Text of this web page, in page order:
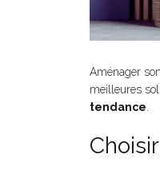
Aménager
meilleures
tendance